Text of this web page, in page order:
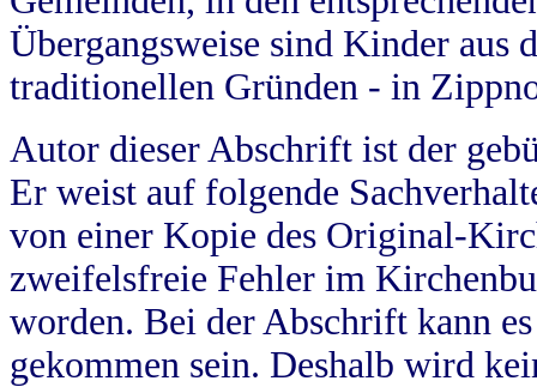
Übergangsweise sind Kinder aus
traditionellen Gründen - in
Autor dieser Abschrift ist der
Er weist auf folgende
von einer Kopie des Original-
zweifelsfreie Fehler im
worden. Bei der Abschrift kann
gekommen sein. Deshalb wird